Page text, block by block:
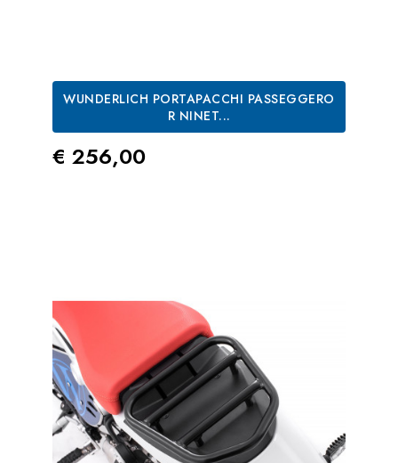
WUNDERLICH PORTAPACCHI PASSEGGERO
R NINET...
Prezzo
€ 256,00